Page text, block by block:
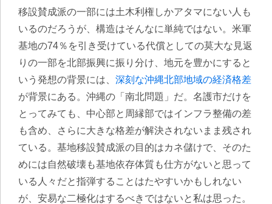
移設賛成派の一部には土木利権しかアタマにない人も
いるのだろうが、構造はそんなに単純ではない。米軍
基地の74％を引き受けている代償としての莫大な見返
りの一部を北部振興に振り分け、地元を豊かにすると
いう発想の背景には、 深刻な沖縄北部地域の経済格差
が背景にある。沖縄の「南北問題」だ。名護市だけを
とってみても、中心部と周縁部ではインフラ整備の差
も含め、さらに大きな格差が解決されないまま残され
ている。 基地移設賛成派の目的はカネ儲けで、そのた
めには自然破壊も基地依存体質も仕方がないと思って
いる人々だと指弾することはたやすいかもしれない
が、安易な二極化はするべきではないと私は思った。